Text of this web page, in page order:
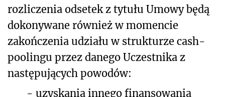
rozliczenia odsetek z tytułu Umowy będą
dokonywane również w momencie
zakończenia udziału w strukturze cash-
poolingu przez danego Uczestnika z
następujących powodów:
- uzyskania innego finansowania